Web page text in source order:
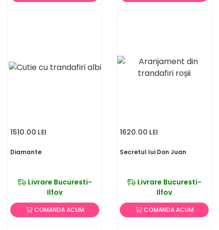
1510.00 LEI
Diamante
Livrare Bucuresti-
Ilfov
COMANDA ACUM
1620.00 LEI
Secretul lui Don Juan
Livrare Bucuresti-
Ilfov
COMANDA ACUM